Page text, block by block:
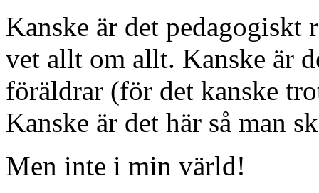
Kanske är det pedagogiskt
vet allt om allt. Kanske är
föräldrar (för det kanske
Kanske är det här så man
Men inte i min värld!